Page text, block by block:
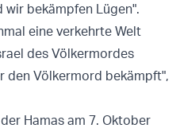
wir bekämpfen Lügen".
eine verkehrte Welt
des Völkermordes
den Völkermord bekämpft",
Hamas am 7. Oktober